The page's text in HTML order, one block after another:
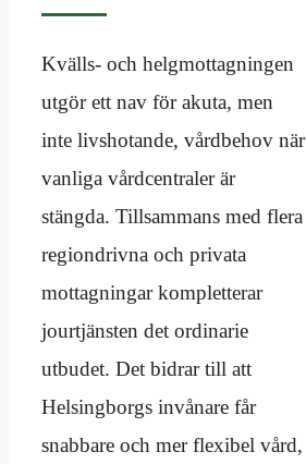
Kvälls- och helgmottagningen
utgör ett nav för akuta, men
inte livshotande, vårdbehov när
vanliga vårdcentraler är
stängda. Tillsammans med flera
regiondrivna och privata
mottagningar kompletterar
jourtjänsten det ordinarie
utbudet. Det bidrar till att
Helsingborgs invånare får
snabbare och mer flexibel vård,